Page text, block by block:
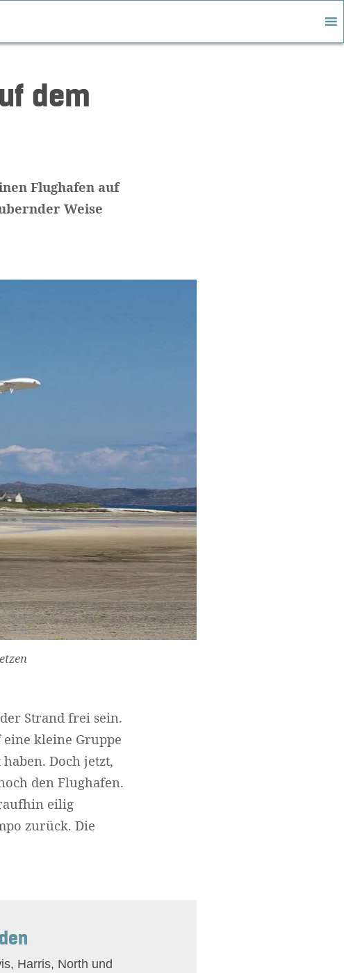
dem
Flughafen auf
Weise
Strand frei sein.
eine kleine Gruppe
Doch jetzt,
den Flughafen.
eilig
zurück. Die
Harris, North und